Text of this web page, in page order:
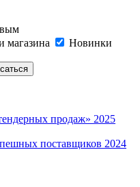
магазина
Новинки
продаж» 2025
поставщиков 2024